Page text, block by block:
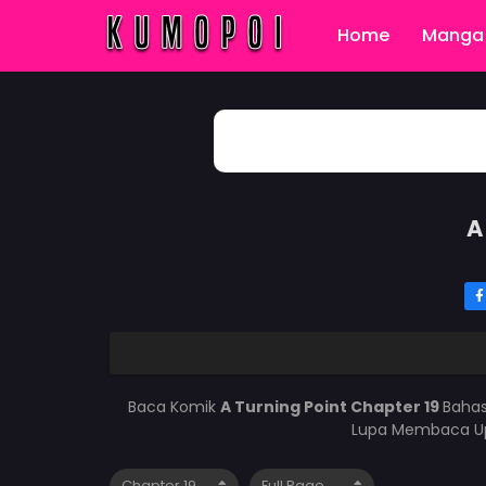
Home
Baca Komik A Turning Point Chapter 19
Lupa Membaca